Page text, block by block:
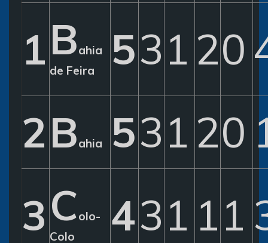
1Bahia
de Feira
531 20
2Bahia 531 20
3Colo-
Colo
431 11